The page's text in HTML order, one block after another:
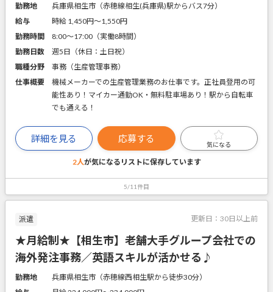
勤務地
兵庫県相生市（赤穂線相生(兵庫県)駅からバス7分）
給与
時給 1,450円〜1,550円
勤務時間
8:00～17:00（実働8時間）
勤務日数
週5日（休日：土日祝）
職種分野
事務（生産管理事務）
仕事概要
機械メーカーでの生産管理業務のお仕事です。正社員登用の可
能性あり！マイカー通勤OK・無料駐車場あり！駅から自転車
でも通える！
詳細を見る 応募する
気になる
2人が気になるリストに保存しています
5/11件目
派遣 更新日： 30日以上前
★月給制★【相生市】老舗大手グループ会社での
海外発注事務／英語スキルが活かせる♪
勤務地
兵庫県相生市（赤穂線西相生駅から徒歩30分）